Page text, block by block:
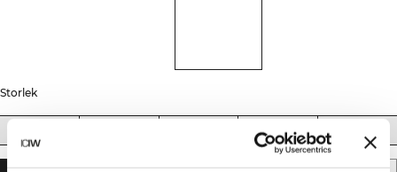
Storlek
L